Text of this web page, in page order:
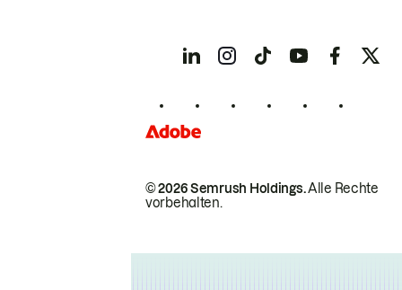
© 2026 Semrush Holdings.Alle Rechte
vorbehalten.